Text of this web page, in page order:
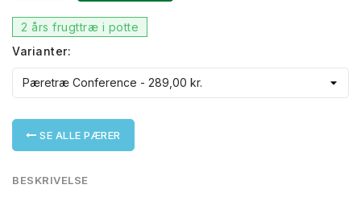
2 års frugttræ i potte
Varianter:
SE ALLE PÆRER
BESKRIVELSE